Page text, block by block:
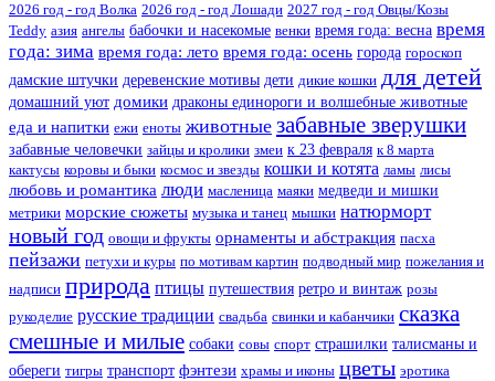
2026 год - год Волка 2026 год - год Лошади 2027 год - год Овцы/Козы
Teddy азия ангелы бабочки и насекомые венки время года: весна время
года: зима время года: лето время года: осень города гороскоп
дамские штучки деревенские мотивы дети дикие кошки для детей
домашний уют домики драконы единороги и волшебные животные
еда и напитки ежи еноты животные забавные зверушки
забавные человечки зайцы и кролики змеи к 23 февраля к 8 марта
кактусы коровы и быки космос и звезды кошки и котята ламы лисы
любовь и романтика люди масленица маяки медведи и мишки
метрики морские сюжеты музыка и танец мышки натюрморт
новый год овощи и фрукты орнаменты и абстракция пасха
пейзажи петухи и куры по мотивам картин подводный мир пожелания и
надписи природа птицы путешествия ретро и винтаж розы
рукоделие русские традиции свадьба свинки и кабанчики сказка
смешные и милые собаки совы спорт страшилки талисманы и
обереги тигры транспорт фэнтези храмы и иконы цветы эротика